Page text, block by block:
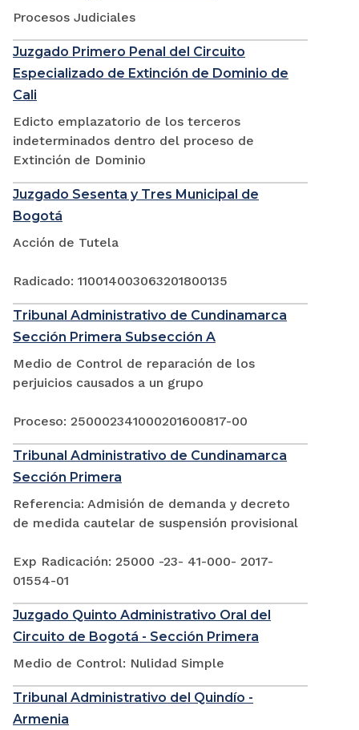
Procesos Judiciales
Juzgado Primero Penal del Circuito
Especializado de Extinción de Dominio de
Cali
Edicto emplazatorio de los terceros
indeterminados dentro del proceso de
Extinción de Dominio
Juzgado Sesenta y Tres Municipal de
Bogotá
Acción de Tutela
Radicado: 110014003063201800135
Tribunal Administrativo de Cundinamarca
Sección Primera Subsección A
Medio de Control de reparación de los
perjuicios causados a un grupo
Proceso: 250002341000201600817-00
Tribunal Administrativo de Cundinamarca
Sección Primera
Referencia: Admisión de demanda y decreto
de medida cautelar de suspensión provisional
Exp Radicación: 25000 -23- 41-000- 2017-
01554-01
Juzgado Quinto Administrativo Oral del
Circuito de Bogotá - Sección Primera
Medio de Control: Nulidad Simple
Tribunal Administrativo del Quindío -
Armenia